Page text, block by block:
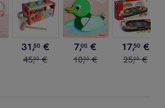
31,50 €
45,00 €
7,00 €
10,00 €
17,50 €
25,00 €